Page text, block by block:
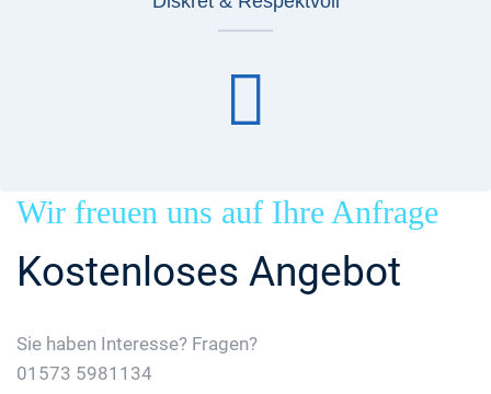
Wir freuen uns auf Ihre Anfrage
Kostenloses Angebot
Sie haben Interesse? Fragen?
01573 5981134